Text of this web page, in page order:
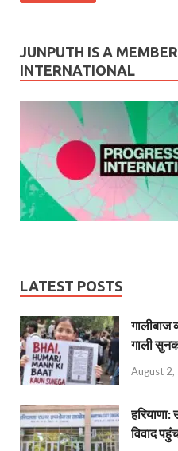
JUNPUTH IS A
INTERNATIONAL
LATEST POSTS
गालीबाज
गाली
August 2,
विवाद